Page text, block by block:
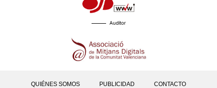
Auditor
QUIÉNES SOMOS PUBLICIDAD CONTACTO